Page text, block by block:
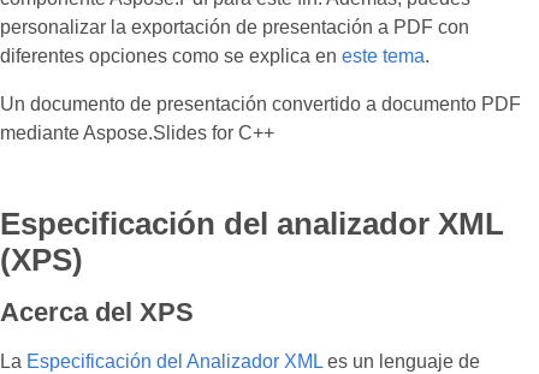
personalizar la exportación de presentación a PDF con
diferentes opciones como se explica en este tema.
Un documento de presentación convertido a documento PDF
mediante Aspose.Slides for C++
Especificación del analizador XML
(XPS)
Acerca del XPS
La Especificación del Analizador XML es un lenguaje de